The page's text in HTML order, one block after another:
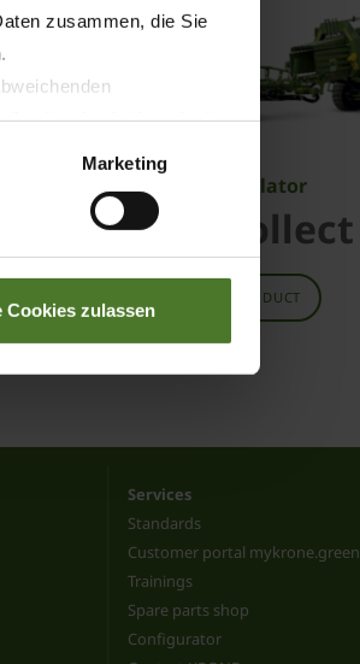
zusammen, die Sie
bzgl. übermittelter
Marketing
Cookies zulassen
Bale accumulator
BaleCollect
TO THE PRODUCT
Services
Standards
Customer portal mykrone.green
Trainings
Spare parts shop
Configurator